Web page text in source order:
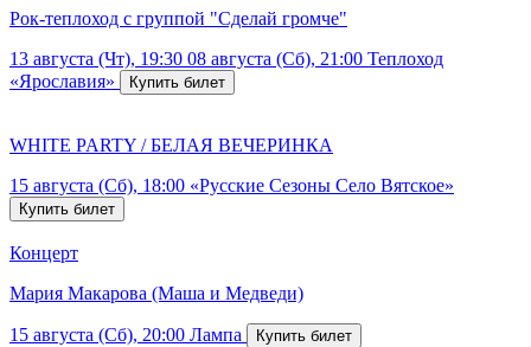
Рок-теплоход с группой "Сделай громче"
13 августа (Чт), 19:30 08 августа (Сб), 21:00 Теплоход
«Ярославия»
WHITE PARTY / БЕЛАЯ ВЕЧЕРИНКА
15 августа (Сб), 18:00 «Русские Сезоны Село Вятское»
Концерт
Мария Макарова (Маша и Медведи)
15 августа (Сб), 20:00 Лампа